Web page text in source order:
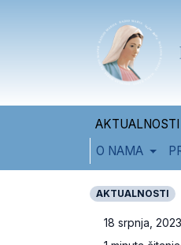
AKTUALNOSTI
O NAMA
AKTUALNOSTI
18 srpnja, 2023